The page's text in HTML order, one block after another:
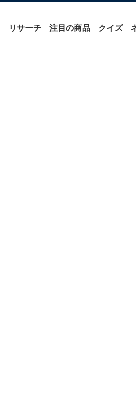
リサーチ 注目の商品 クイズ